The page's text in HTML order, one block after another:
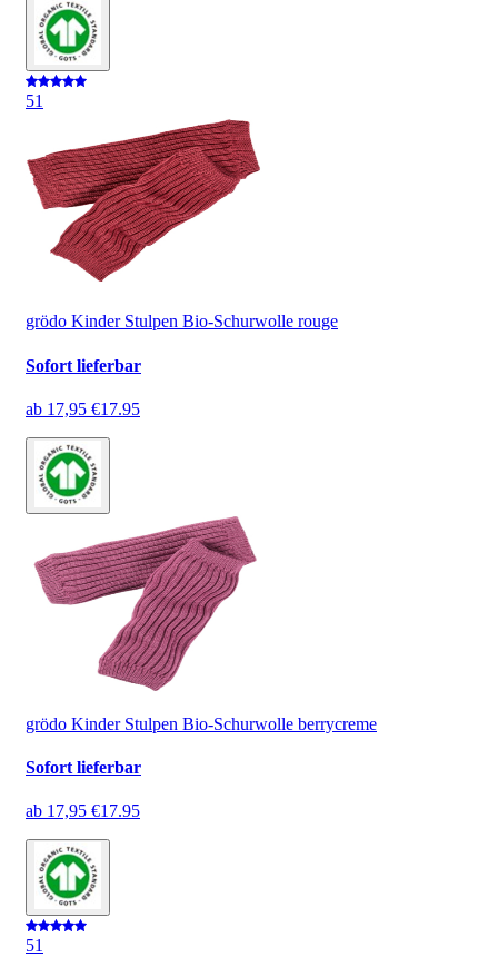
51
grödo Kinder Stulpen Bio-Schurwolle rouge
Sofort lieferbar
ab 17,95 €17.95
grödo Kinder Stulpen Bio-Schurwolle berrycreme
Sofort lieferbar
ab 17,95 €17.95
51